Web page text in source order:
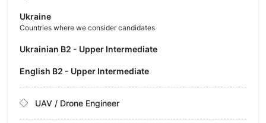
Ukraine
Countries where we consider candidates
Ukrainian B2 - Upper Intermediate
English B2 - Upper Intermediate
UAV / Drone Engineer